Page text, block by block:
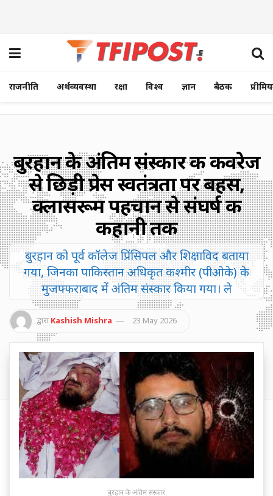
राजनीति अर्थव्यवस्था रक्षा विश्व ज्ञान बैठक
बुरहान के अंतिम संस्कार की कवरेज
से छिड़ी प्रेस स्वतंत्रता पर बहस,
क्लासरूम पहचान से संघर्ष की
कहानी तक
बुरहान को पूर्व कॉलेज प्रिंसिपल और शिक्षाविद बताया
गया, जिनका पाकिस्तान अधिकृत कश्मीर (पीओके) के
मुजफ्फराबाद में अंतिम संस्कार किया गया। ले
द्वारा Kashish Mishra 23 May 2026
बुरहान के अंतिम संस्कार